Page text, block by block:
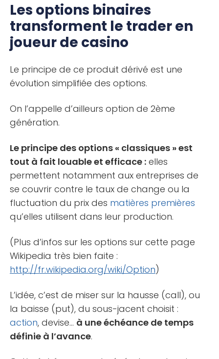
Les options binaires
transforment le trader en
joueur de casino
Le principe de ce produit dérivé est une
évolution simplifiée des options.
On l’appelle d’ailleurs option de 2ème
génération.
Le principe des options « classiques » est
tout à fait louable et efficace : elles
permettent notamment aux entreprises de
se couvrir contre le taux de change ou la
fluctuation du prix des matières premières
qu’elles utilisent dans leur production.
(Plus d’infos sur les options sur cette page
Wikipedia très bien faite :
http://fr.wikipedia.org/wiki/Option)
L’idée, c’est de miser sur la hausse (call), ou
la baisse (put), du sous-jacent choisit :
action, devise… à une échéance de temps
définie à l’avance.